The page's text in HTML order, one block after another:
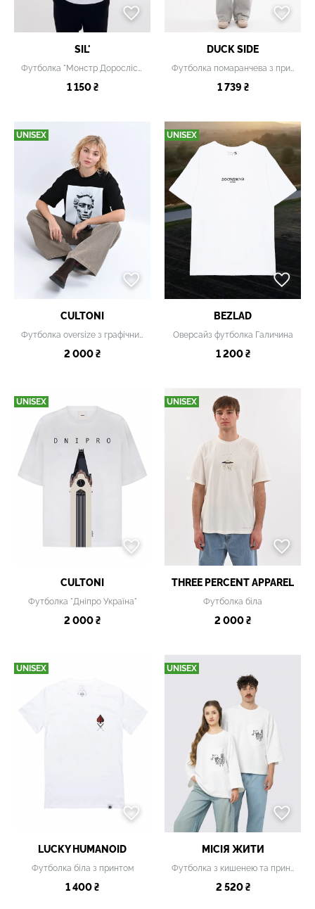
SIL'
Футболка "Монстр Дорослість" біла
1 150 ₴
DUCK SIDE
Футболка помаранчева з принтом
1 739 ₴
UNISEX
CULTONI
Футболка oversize з графічним принтом
2 000 ₴
UNISEX
BEZLAD
Оверсайз футболка Галичина
1 200 ₴
UNISEX
CULTONI
Футболка "Дніпро Україна"
2 000 ₴
UNISEX
THREE PERCENT APPAREL
Футболка біла
2 000 ₴
UNISEX
LUCKY НUMANOID
Футболка біла з принтом
1 400 ₴
UNISEX
МІСІЯ ЖИТИ
Футболка з кишенею та принтом «Птах свободи», oversize, біла
2 520 ₴